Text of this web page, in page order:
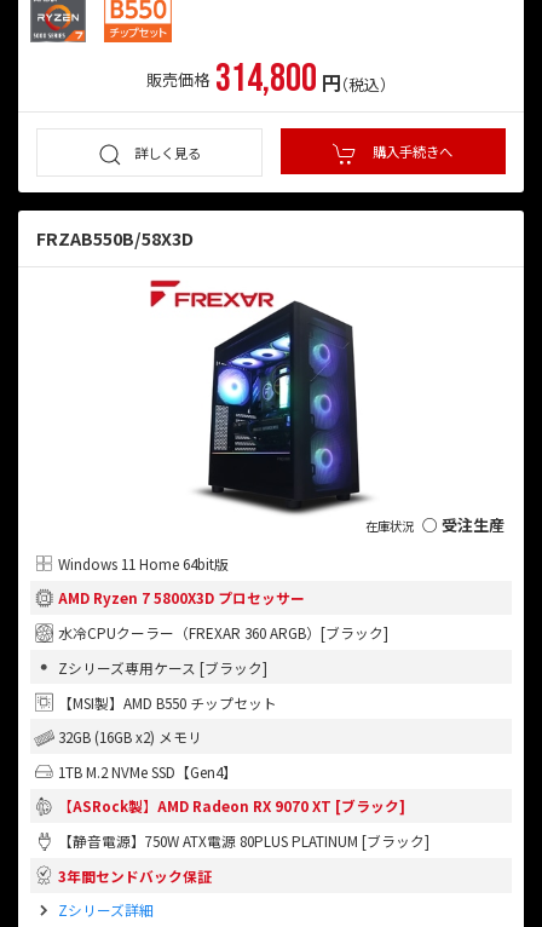
販売価格 314,800 円（税込）
詳しく見る 購入手続きへ
FRZAB550B/58X3D
○ 受注生産
Windows 11 Home 64bit版
AMD Ryzen 7 5800X3D プロセッサー
水冷CPUクーラー（FREXAR 360 ARGB）[ブラック]
Zシリーズ専用ケース [ブラック]
【MSI製】AMD B550 チップセット
32GB (16GB x2) メモリ
1TB M.2 NVMe SSD【Gen4】
【ASRock製】AMD Radeon RX 9070 XT [ブラック]
【静音電源】750W ATX電源 80PLUS PLATINUM [ブラック]
3年間センドバック保証
Zシリーズ詳細